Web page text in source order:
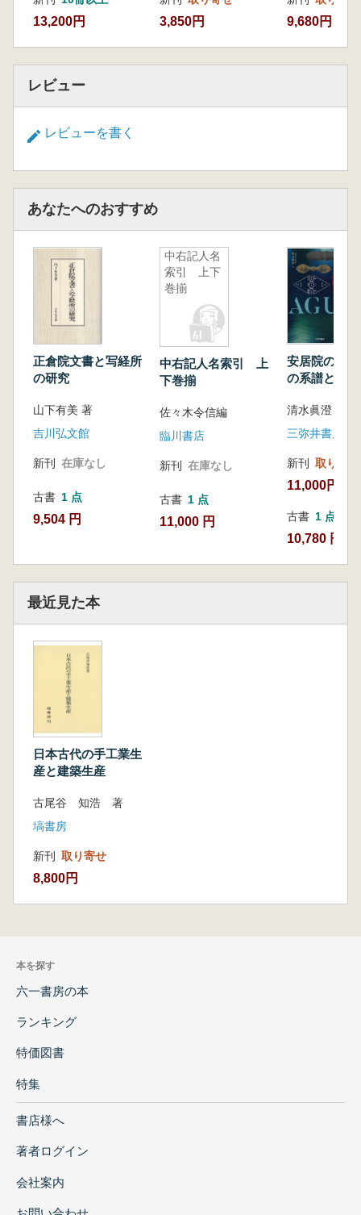
13,200円 3,850円 9,680円
レビュー
レビューを書く
あなたへのおすすめ
正倉院文書と写経所
の研究
山下有美 著
吉川弘文館
新刊 在庫なし
古書 1 点
9,504 円
中右記人名
索引 上下
巻揃
中右記人名索引 上
下巻揃
佐々木令信編
臨川書店
新刊 在庫なし
古書 1 点
11,000 円
安居院の研
の系譜と水
清水眞澄 著
三弥井書店
新刊 取り寄せ
11,000円
古書 1 点
10,780 円
最近見た本
日本古代の手工業生
産と建築生産
古尾谷 知浩 著
塙書房
新刊 取り寄せ
8,800円
本を探す
六一書房の本
ランキング
特価図書
特集
書店様へ
著者ログイン
会社案内